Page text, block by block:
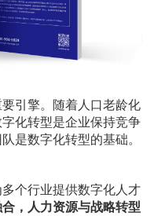
引擎。随着人口老龄化
化转型是企业保持竞争
是数字化转型的基础。
个行业提供数字化人才
合，人力资源与战略转型